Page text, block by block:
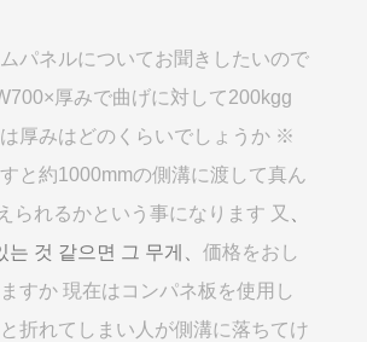
パネルについてお聞きしたいので
厚みで曲げに対して200kgg
厚みはどのくらいでしょうか ※
と約1000mmの側溝に渡して真ん
られるかという事になります 又
는 것 같으면 그 무게、 価格をおし
すか 現在はコンパネ板を使用し
折れてしまい人が側溝に落ちてけ